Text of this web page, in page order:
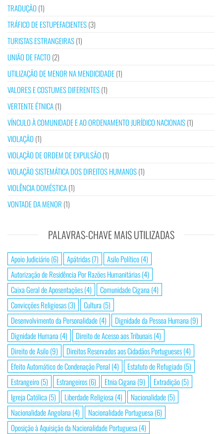
TRADUÇÃO (1)
TRÁFICO DE ESTUPEFACIENTES(3)
TURISTAS ESTRANGEIRAS(1)
UNIÃO DE FACTO (2)
UTILIZAÇÃO DE MENOR NA MENDICIDADE(1)
VALORES E COSTUMES DIFERENTES(1)
VERTENTE ÉTNICA(1)
VÍNCULO À COMUNIDADE E AO ORDENAMENTO JURÍDICO NACIONAIS(1)
VIOLAÇÃO (1)
VIOLAÇÃO DE ORDEM DE EXPULSÃO (1)
VIOLAÇÃO SISTEMÁTICA DOS DIREITOS HUMANOS(1)
VIOLÊNCIA DOMÉSTICA(1)
VONTADE DA MENOR (1)
PALAVRAS-CHAVE MAIS UTILIZADAS
Apoio Judiciário(6) Apátridas(7) Asilo Político(4)
Autorização de Residência Por Razões Humanitárias(4)
Caixa Geral de Aposentações(4) Comunidade Cigana (4)
Convicções Religiosas(3) Cultura (5)
Desenvolvimento da Personalidade(4) Dignidade da Pessoa Humana (9)
Dignidade Humana (4) Direito de Acesso aos Tribunais(4)
Direito de Asilo(9) Direitos Reservados aos Cidadãos Portugueses(4)
Efeito Automático de Condenação Penal (4) Estatuto de Refugiado(5)
Estrangeiro(5) Estrangeiros(6) Etnia Cigana (9) Extradição(5)
Igreja Católica (5) Liberdade Religiosa (4) Nacionalidade(5)
Nacionalidade Angolana (4) Nacionalidade Portuguesa (6)
Oposição à Aquisição da Nacionalidade Portuguesa (4)